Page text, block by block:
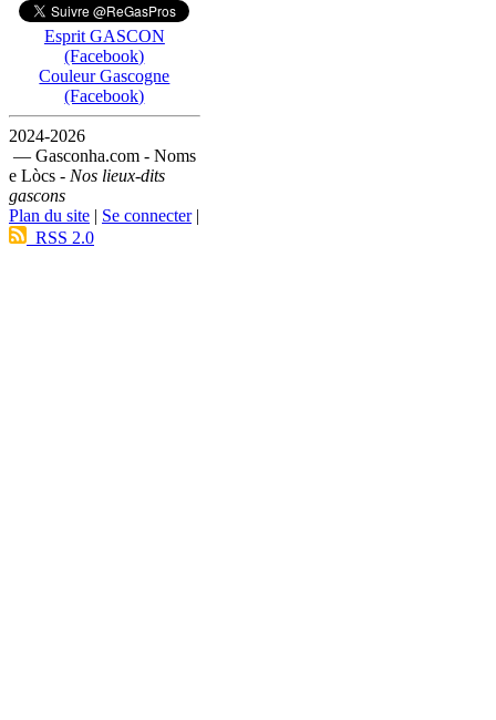
Esprit GASCON
(Facebook)
Couleur Gascogne
(Facebook)
2024-2026
— Gasconha.com - Noms
e Lòcs - Nos lieux-dits
gascons
Plan du site
Se connecter|
RSS 2.0